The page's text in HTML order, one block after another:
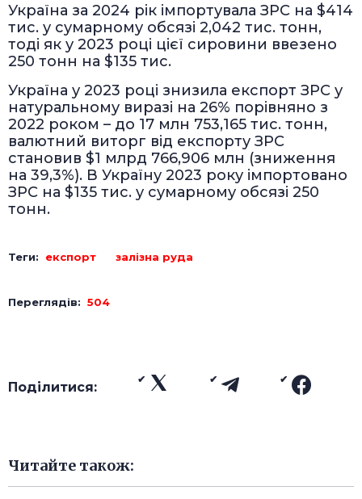
Україна за 2024 рік імпортувала ЗРС на $414
тис. у сумарному обсязі 2,042 тис. тонн,
тоді як у 2023 році цієї сировини ввезено
250 тонн на $135 тис.
Україна у 2023 році знизила експорт ЗРС у
натуральному виразі на 26% порівняно з
2022 роком – до 17 млн 753,165 тис. тонн,
валютний виторг від експорту ЗРС
становив $1 млрд 766,906 млн (зниження
на 39,3%). В Україну 2023 року імпортовано
ЗРС на $135 тис. у сумарному обсязі 250
тонн.
Теги: експорт залізна руда
Переглядів: 504
Поділитися:
Читайте також: